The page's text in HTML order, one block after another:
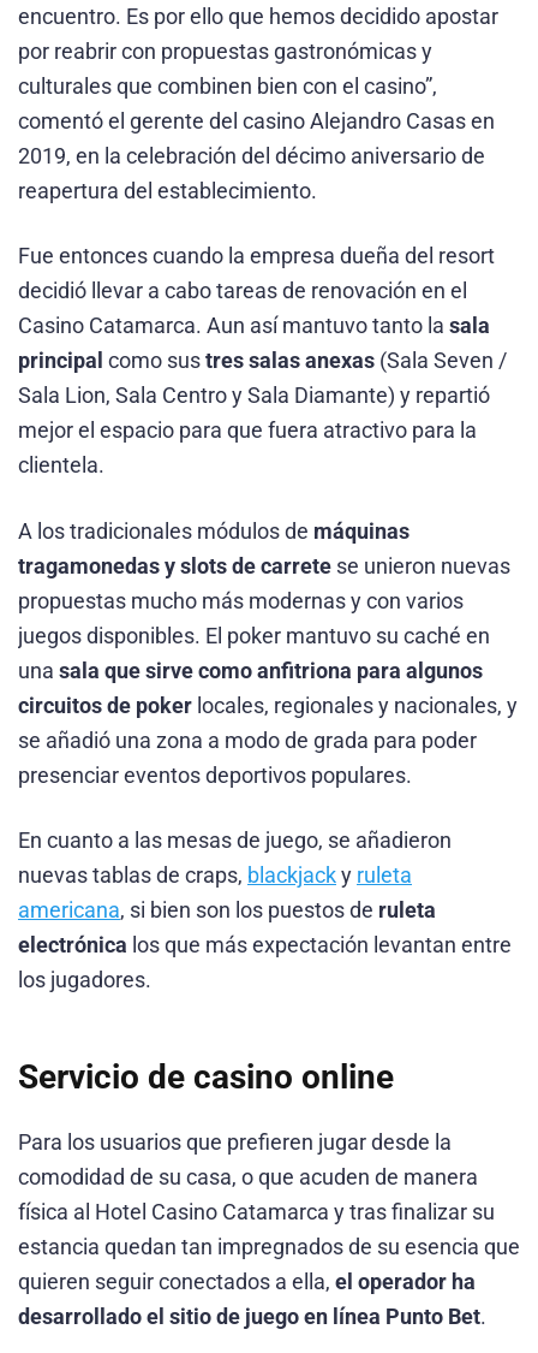
encuentro. Es por ello que hemos decidido apostar
por reabrir con propuestas gastronómicas y
culturales que combinen bien con el casino”,
comentó el gerente del casino Alejandro Casas en
2019, en la celebración del décimo aniversario de
reapertura del establecimiento.
Fue entonces cuando la empresa dueña del resort
decidió llevar a cabo tareas de renovación en el
Casino Catamarca. Aun así mantuvo tanto la sala
principal como sus tres salas anexas (Sala Seven /
Sala Lion, Sala Centro y Sala Diamante) y repartió
mejor el espacio para que fuera atractivo para la
clientela.
A los tradicionales módulos de máquinas
tragamonedas y slots de carrete se unieron nuevas
propuestas mucho más modernas y con varios
juegos disponibles. El poker mantuvo su caché en
una sala que sirve como anfitriona para algunos
circuitos de poker locales, regionales y nacionales, y
se añadió una zona a modo de grada para poder
presenciar eventos deportivos populares.
En cuanto a las mesas de juego, se añadieron
nuevas tablas de craps, blackjack y ruleta
americana, si bien son los puestos de ruleta
electrónica los que más expectación levantan entre
los jugadores.
Servicio de casino online
Para los usuarios que prefieren jugar desde la
comodidad de su casa, o que acuden de manera
física al Hotel Casino Catamarca y tras finalizar su
estancia quedan tan impregnados de su esencia que
quieren seguir conectados a ella, el operador ha
desarrollado el sitio de juego en línea Punto Bet.